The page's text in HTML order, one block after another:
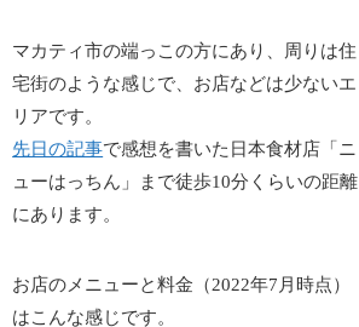
マカティ市の端っこの方にあり、周りは住
宅街のような感じで、お店などは少ないエ
リアです。
先日の記事で感想を書いた日本食材店「ニ
ューはっちん」まで徒歩10分くらいの距離
にあります。
お店のメニューと料金（2022年7月時点）
はこんな感じです。